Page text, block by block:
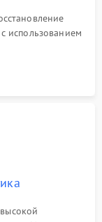
использованием
микросхемы
USB